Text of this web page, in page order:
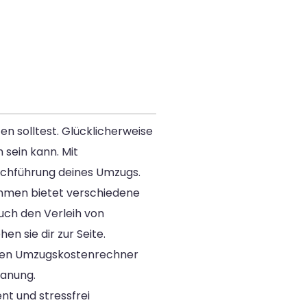
solltest. Glücklicherweise
kann. Mit
deines Umzugs.
bietet verschiedene
den Verleih von
sie dir zur Seite.
Umzugskostenrechner
und stressfrei